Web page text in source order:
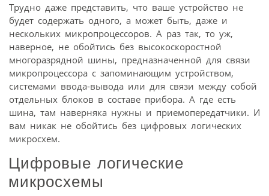
Трудно даже представить, что ваше устройство не
будет содержать одного, а может быть, даже и
нескольких микропроцессоров. А раз так, то уж,
наверное, не обойтись без высокоскоростной
многоразрядной шины, предназначенной для связи
микропроцессора с запоминающим устройством,
системами ввода-вывода или для связи между собой
отдельных блоков в составе прибора. А где есть
шина, там наверняка нужны и приемопередатчики. И
вам никак не обойтись без цифровых логических
микросхем.
Цифровые логические
микросхемы